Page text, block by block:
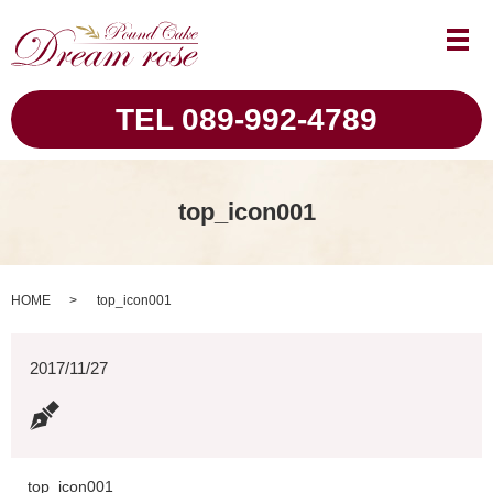
TEL 089-992-4789
メ
top_icon001
HOME top_icon001
2017/11/27
top_icon001